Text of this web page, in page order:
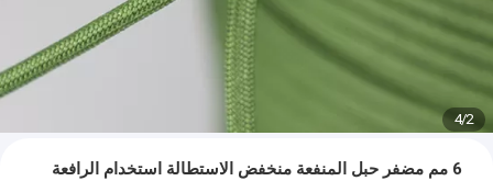
2
/
4
6 مم مضفر حبل المنفعة منخفض الاستطالة استخدام الرافعة